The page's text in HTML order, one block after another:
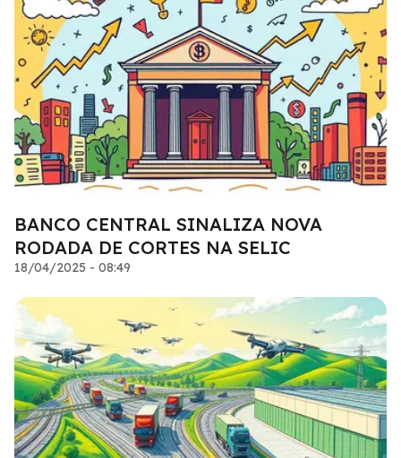
BANCO CENTRAL SINALIZA NOVA
RODADA DE CORTES NA SELIC
18/04/2025 - 08:49